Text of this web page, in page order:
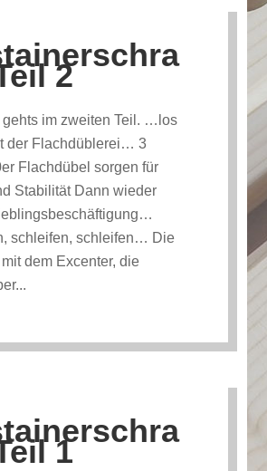
2
im zweiten Teil. …los
der Flachdüblerei… 3
Flachdübel sorgen für
Stabilität Dann wieder
schleifen, schleifen… Die
dem Excenter, die
1